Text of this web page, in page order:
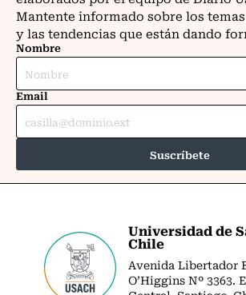
Universidad de
Chile
Avenida Libertador
O’Higgins Nº 3363.